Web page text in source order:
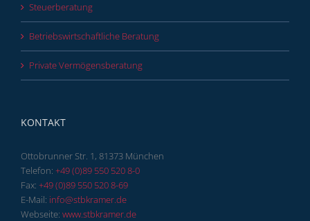
Steuerberatung
Betriebswirtschaftliche Beratung
Private Vermögensberatung
KONTAKT
Ottobrunner Str. 1, 81373 München
Telefon: +49 (0)89 550 520 8-0
Fax: +49 (0)89 550 520 8-69
E-Mail: info@stbkramer.de
Webseite: www.stbkramer.de